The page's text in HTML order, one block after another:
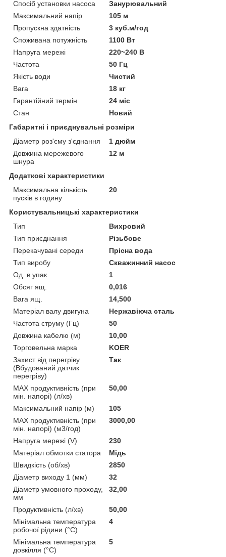
Спосіб установки насоса
Занурювальний
Максимальний напір
105 м
Пропускна здатність
3 куб.м/год
Споживана потужність
1100 Вт
Напруга мережі
220~240 В
Частота
50 Гц
Якість води
Чистий
Вага
18 кг
Гарантійний термін
24 міс
Стан
Новий
Габаритні і приєднувальні розміри
Діаметр роз'єму з'єднання
1 дюйм
Довжина мережевого
шнура
12 м
Додаткові характеристики
Максимальна кількість
пусків в годину
20
Користувальницькі характеристики
Тип
Вихровий
Тип приєднання
Різьбове
Перекачувані середи
Прісна вода
Тип виробу
Скважинний насос
Од. в упак.
1
Обсяг ящ.
0,016
Вага ящ.
14,500
Матеріал валу двигуна
Нержавіюча сталь
Частота струму (Гц)
50
Довжина кабелю (м)
10,00
Торговельна марка
KOER
Захист від перегріву
(Вбудований датчик
перегріву)
Так
MAX продуктивність (при
мін. напорі) (л/хв)
50,00
Максимальний напір (м)
105
MAX продуктивність (при
мін. напорі) (м3/год)
3000,00
Напруга мережі (V)
230
Матеріал обмотки статора
Мідь
Швидкість (об/хв)
2850
Діаметр виходу 1 (мм)
32
Діаметр умовного проходу,
мм
32,00
Продуктивність (л/хв)
50,00
Мінімальна температура
робочої рідини (°C)
4
Мінімальна температура
довкілля (°C)
5